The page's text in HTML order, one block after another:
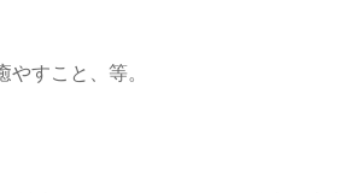
やすこと、等。